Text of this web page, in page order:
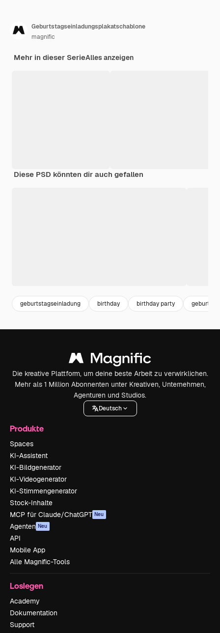
Geburtstagseinladungsplakatschablone
magnific
Mehr in dieser SerieAlles anzeigen
Diese PSD könnten dir auch gefallen
geburtstagseinladung birthday birthday party
Die kreative Plattform, um deine beste Arbeit zu verwirklichen.
Mehr als 1 Million Abonnenten unter Kreativen, Unternehmen,
Agenturen und Studios.
Deutsch
Produkte
Spaces
KI-Assistent
KI-Bildgenerator
KI-Videogenerator
KI-Stimmengenerator
Stock-Inhalte
MCP für Claude/ChatGPT Neu
Agenten Neu
API
Mobile App
Alle Magnific-Tools
Loslegen
Academy
Dokumentation
Support